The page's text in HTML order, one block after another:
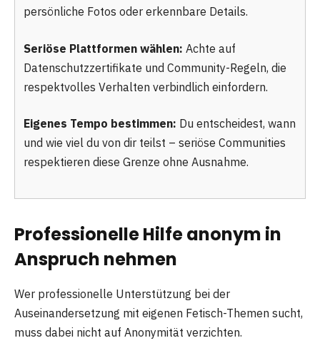
persönliche Fotos oder erkennbare Details.
Seriöse Plattformen wählen: Achte auf
Datenschutzzertifikate und Community-Regeln, die
respektvolles Verhalten verbindlich einfordern.
Eigenes Tempo bestimmen: Du entscheidest, wann
und wie viel du von dir teilst – seriöse Communities
respektieren diese Grenze ohne Ausnahme.
Professionelle Hilfe anonym in
Anspruch nehmen
Wer professionelle Unterstützung bei der
Auseinandersetzung mit eigenen Fetisch-Themen sucht,
muss dabei nicht auf Anonymität verzichten.